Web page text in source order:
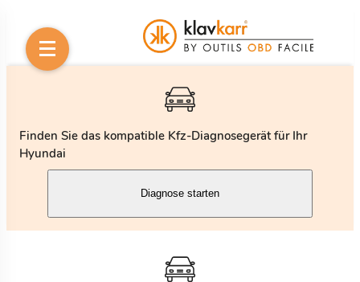
Finden Sie das kompatible Kfz-Diagnosegerät für Ihr
Hyundai
Diagnose starten